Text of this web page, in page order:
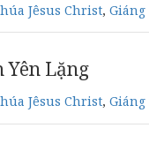
Jêsus Christ,
Yên Lặng
Jêsus Christ,